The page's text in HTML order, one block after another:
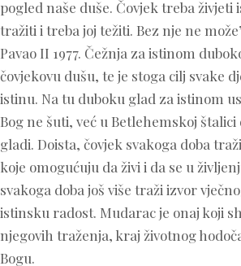
pogled naše duše. Čovjek treba živjeti
tražiti i treba joj težiti. Bez nje ne
Pavao II 1977. Čežnja za istinom
čovjekovu dušu, te je stoga cilj svake
istinu. Na tu duboku glad za istinom
Bog ne šuti, već u Betlehemskoj
gladi. Doista, čovjek svakoga doba
koje omogućuju da živi i da se u
svakoga doba još više traži izvor
istinsku radost. Mudarac je onaj koji
njegovih traženja, kraj životnog
Bogu.